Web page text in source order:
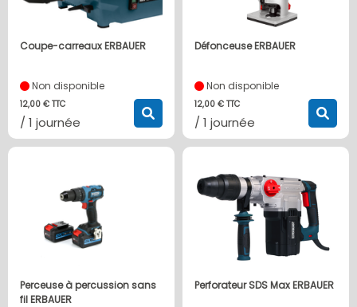
Coupe-carreaux ERBAUER
Non disponible
12,00 € TTC
/ 1 journée
Défonceuse ERBAUER
Non disponible
12,00 € TTC
/ 1 journée
Perceuse à percussion sans
fil ERBAUER
Perforateur SDS Max ERBAUER